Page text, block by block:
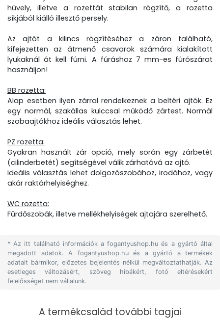
hüvely, illetve a rozettát stabilan rögzítő, a rozetta
síkjából kiálló illesztő persely.
Az ajtót a kilincs rögzítéséhez a záron található,
kifejezetten az átmenő csavarok számára kialakított
lyukaknál át kell fúrni. A fúráshoz 7 mm-es fúrószárat
használjon!
BB rozetta:
Alap esetben ilyen zárral rendelkeznek a beltéri ajtók. Ez
egy normál, szakállas kulccsal működő zártest. Normál
szobaajtókhoz ideális választás lehet.
PZ rozetta:
Gyakran használt zár opció, mely során egy zárbetét
(cilinderbetét) segítségével válik zárhatóvá az ajtó.
Ideális választás lehet dolgozószobához, irodához, vagy
akár raktárhelyiséghez.
WC rozetta:
Fürdőszobák, illetve mellékhelyiségek ajtajára szerelhető.
* Az itt található információk a fogantyushop.hu és a gyártó által
megadott adatok. A fogantyushop.hu és a gyártó a termékek
adatait bármikor, előzetes bejelentés nélkül megváltoztathatják. Az
esetleges változásért, szöveg hibákért, fotó eltérésekért
felelősséget nem vállalunk.
A termékcsalád további tagjai